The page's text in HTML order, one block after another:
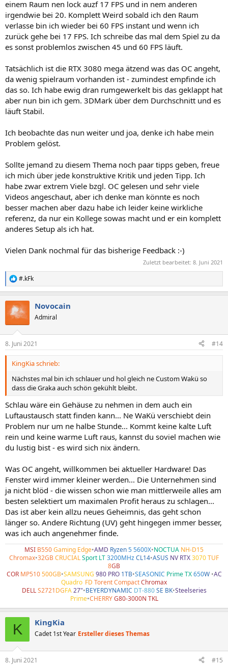
einem Raum nen lock auzf 17 FPS und in nem anderen
irgendwie bei 20. Komplett Weird sobald ich den Raum
verlasse bin ich wieder bei 60 FPS instant und wenn ich
zurück gehe bei 17 FPS. Ich schreibe das mal dem Spiel zu da
es sonst problemlos zwischen 45 und 60 FPS läuft.
Tatsächlich ist die RTX 3080 mega ätzend was das OC angeht,
da wenig spielraum vorhanden ist - zumindest empfinde ich
das so. Ich habe ewig dran rumgewerkelt bis das geklappt hat
aber nun bin ich gem. 3DMark über dem Durchschnitt und es
läuft Stabil.
Ich beobachte das nun weiter und joa, denke ich habe mein
Problem gelöst.
Sollte jemand zu diesem Thema noch paar tipps geben, freue
ich mich über jede konstruktive Kritik und jeden Tipp. Ich
habe zwar extrem Viele bzgl. OC gelesen und sehr viele
Videos angeschaut, aber ich denke man könnte es noch
besser machen aber dazu habe ich leider keine wirkliche
referenz, da nur ein Kollege sowas macht und er ein komplett
anderes Setup als ich hat.
Vielen Dank nochmal für das bisherige Feedback :-)
Zuletzt bearbeitet: 8. Juni 2021
R
e
k
t
i
e
n
#.kFk
Novocain
Admiral
8. Juni 2021 #14
KingKia schrieb:
Nächstes mal bin ich schlauer und hol gleich ne Custom Wakü so
dass die Graka auch schön gekühlt bleibt.
Schlau wäre ein Gehäuse zu nehmen in dem auch ein
Luftaustausch statt finden kann... Ne WaKü verschiebt dein
Problem nur um ne halbe Stunde... Kommt keine kalte Luft
rein und keine warme Luft raus, kannst du soviel machen wie
du lustig bist - es wird sich nix ändern.
Was OC angeht, willkommen bei aktueller Hardware! Das
Fenster wird immer kleiner werden... Die Unternehmen sind
ja nicht blöd - die wissen schon wie man mittlerweile alles am
besten selektiert um maximalen Profit heraus zu schlagen...
Das ist aber kein allzu neues Geheimnis, das geht schon
länger so. Andere Richtung (UV) geht hingegen immer besser,
was ich auch angenehmer finde.
MSI B550Gaming Edge•AMD Ryzen5 5600X•NOCTUA NH-D15
Chromax•32GBCRUCIALSport LT3200MHzCL14•ASUS NV RTX3070TUF
8GB
COR MP510 500GB•SAMSUNG 980 PRO 1TB•SEASONIC Prime TX 650W•AC
Quadro FD Torent CompactChromax
DELL S2721DGFA 27"•BEYERDYNAMIC DT-880SE BK•Steelseries
Prime•CHERRY G80-3000N TKL
K KingKia
Cadet 1st Year Ersteller dieses Themas
8. Juni 2021 #15